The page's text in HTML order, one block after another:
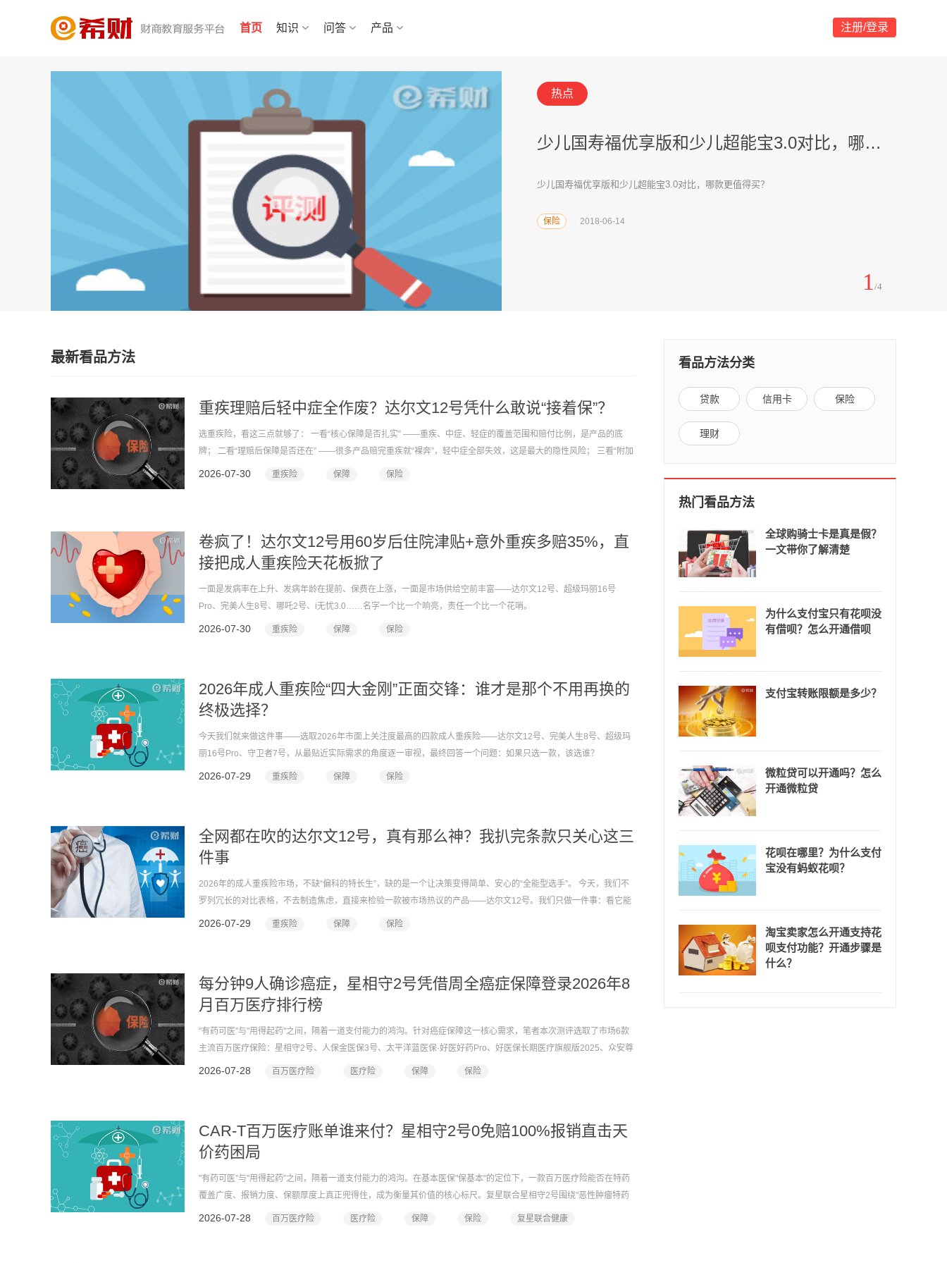
首页 知识 问答 产品 注册/登录
2 /4
热点
国寿理财产品评测：鑫耀一生和盛世尊享对比
国寿理财产品评测：鑫耀一生和盛世尊享对比
保险 2018-06-11
最新看品方法
重疾理赔后轻中症全作废？达尔文12号凭什么敢说“接着保”？
选重疾险，看这三点就够了： 一看“核心保障是否扎实” ——重疾、中症、轻症的覆盖范围和赔付比例，是产品的底
牌； 二看“理赔后保障是否还在” ——很多产品赔完重疾就“裸奔”，轻中症全部失效，这是最大的隐性风险； 三看“附加
责任是否实用” ——疾病关爱金、癌症津贴、住院津贴等，决定了保障的厚度。 在这三个维度上，2025年上线的达尔
2026-07-30 重疾险 保障 保险
卷疯了！达尔文12号用60岁后住院津贴+意外重疾多赔35%，直
接把成人重疾险天花板掀了
一面是发病率在上升、发病年龄在提前、保费在上涨，一面是市场供给空前丰富——达尔文12号、超级玛丽16号
Pro、完美人生8号、哪吒2号、i无忧3.0……名字一个比一个响亮，责任一个比一个花哨。
2026-07-30 重疾险 保障 保险
2026年成人重疾险“四大金刚”正面交锋：谁才是那个不用再换的
终极选择？
今天我们就来做这件事——选取2026年市面上关注度最高的四款成人重疾险——达尔文12号、完美人生8号、超级玛
丽16号Pro、守卫者7号，从最贴近实际需求的角度逐一审视，最终回答一个问题：如果只选一款，该选谁？
2026-07-29 重疾险 保障 保险
全网都在吹的达尔文12号，真有那么神？我扒完条款只关心这三
件事
2026年的成人重疾险市场，不缺“偏科的特长生”，缺的是一个让决策变得简单、安心的“全能型选手”。 今天，我们不
罗列冗长的对比表格，不去制造焦虑，直接来检验一款被市场热议的产品——达尔文12号。我们只做一件事：看它能
否真正终结我们的“决策疲劳”。
2026-07-29 重疾险 保障 保险
每分钟9人确诊癌症，星相守2号凭借周全癌症保障登录2026年8
月百万医疗排行榜
"有药可医"与"用得起药"之间，隔着一道支付能力的鸿沟。针对癌症保障这一核心需求，笔者本次测评选取了市场6款
主流百万医疗保险：星相守2号、人保金医保3号、太平洋蓝医保·好医好药Pro、好医保长期医疗旗舰版2025、众安尊
享e生2026、京东保长期医疗保险，搭建标准化打分模型，从用户真实理赔需求、长期保障稳定性两大核心维度客观
2026-07-28 百万医疗险 医疗险 保障 保险
CAR-T百万医疗账单谁来付？星相守2号0免赔100%报销直击天
价药困局
"有药可医"与"用得起药"之间，隔着一道支付能力的鸿沟。在基本医保"保基本"的定位下，一款百万医疗险能否在特药
覆盖广度、报销力度、保额厚度上真正兜得住，成为衡量其价值的核心标尺。复星联合星相守2号围绕"恶性肿瘤特药
+大额重疾"的组合设计，正是对这一命题的直接回应。
2026-07-28 百万医疗险 医疗险 保障 保险 复星联合健康
看品方法分类
贷款 信用卡 保险
理财
热门看品方法
全球购骑士卡是真是假？
一文带你了解清楚
为什么支付宝只有花呗没
有借呗？怎么开通借呗
支付宝转账限额是多少？
微粒贷可以开通吗？怎么
开通微粒贷
花呗在哪里？为什么支付
宝没有蚂蚁花呗？
淘宝卖家怎么开通支持花
呗支付功能？开通步骤是
什么？